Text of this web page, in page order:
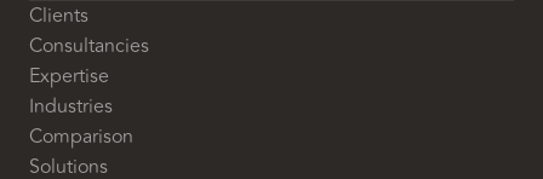
Clients
Consultancies
Expertise
Industries
Comparison
Solutions